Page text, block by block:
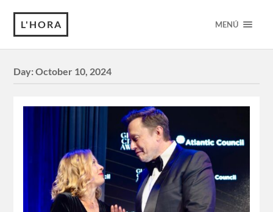
L'HORA MENÚ
Day:October 10, 2024